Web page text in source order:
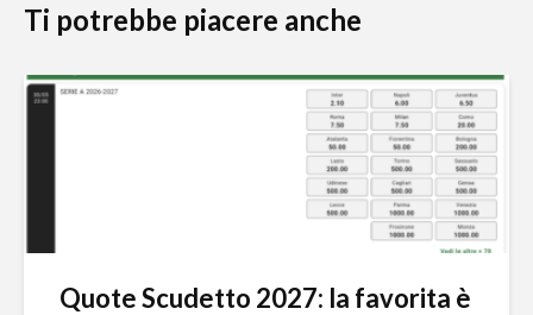
Ti potrebbe piacere anche
Quote Scudetto 2027: la favorita è